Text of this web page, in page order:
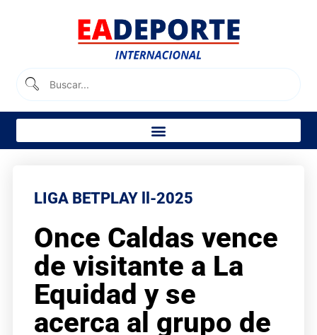
LIGA BETPLAY ll-2025
Once Caldas vence
de visitante a La
Equidad y se
acerca al grupo de